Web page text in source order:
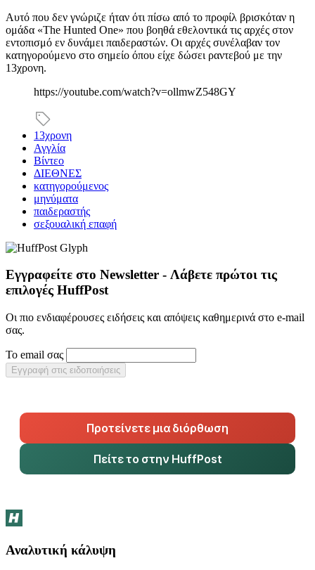
Αυτό που δεν γνώριζε ήταν ότι πίσω από το προφίλ βρισκόταν η
ομάδα «The Hunted One» που βοηθά εθελοντικά τις αρχές στον
εντοπισμό εν δυνάμει παιδεραστών. Οι αρχές συνέλαβαν τον
κατηγορούμενο στο σημείο όπου είχε δώσει ραντεβού με την
13χρονη.
https://youtube.com/watch?v=ollmwZ548GY
13χρονη
Αγγλία
Βίντεο
ΔΙΕΘΝΕΣ
κατηγορούμενος
μηνύματα
παιδεραστής
σεξουαλική επαφή
Εγγραφείτε στο Newsletter - Λάβετε πρώτοι τις
επιλογές HuffPost
Οι πιο ενδιαφέρουσες ειδήσεις και απόψεις καθημερινά στο e-mail
σας.
Το email σας
Εγγραφή στις ειδοποιήσεις
Προτείνετε μια διόρθωση
Πείτε το στην HuffPost
Αναλυτική κάλυψη